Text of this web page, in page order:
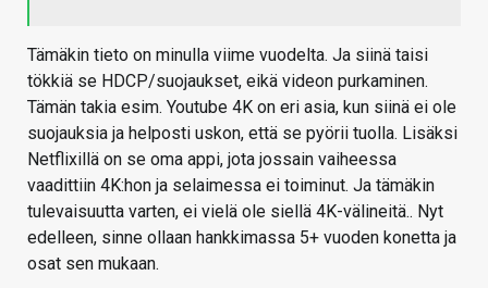
Tämäkin tieto on minulla viime vuodelta. Ja siinä taisi
tökkiä se HDCP/suojaukset, eikä videon purkaminen.
Tämän takia esim. Youtube 4K on eri asia, kun siinä ei ole
suojauksia ja helposti uskon, että se pyörii tuolla. Lisäksi
Netflixillä on se oma appi, jota jossain vaiheessa
vaadittiin 4K:hon ja selaimessa ei toiminut. Ja tämäkin
tulevaisuutta varten, ei vielä ole siellä 4K-välineitä.. Nyt
edelleen, sinne ollaan hankkimassa 5+ vuoden konetta ja
osat sen mukaan.